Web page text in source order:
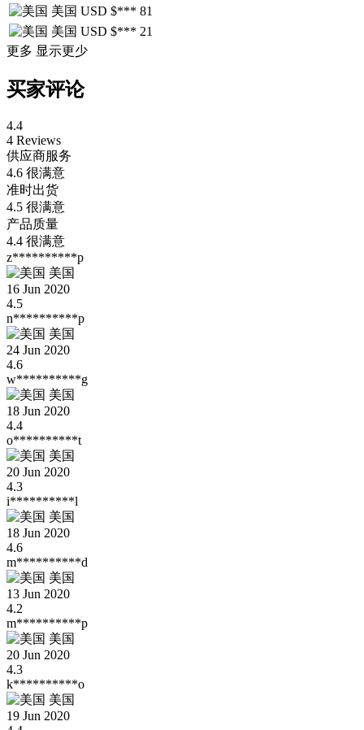
美国 USD $*** 81
美国 USD $*** 21
更多 显示更少
买家评论
4.4
4 Reviews
供应商服务
4.6 很满意
准时出货
4.5 很满意
产品质量
4.4 很满意
z**********p
美国
16 Jun 2020
4.5
n**********p
美国
24 Jun 2020
4.6
w**********g
美国
18 Jun 2020
4.4
o**********t
美国
20 Jun 2020
4.3
i**********l
美国
18 Jun 2020
4.6
m**********d
美国
13 Jun 2020
4.2
m**********p
美国
20 Jun 2020
4.3
k**********o
美国
19 Jun 2020